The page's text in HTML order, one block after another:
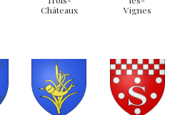
Châteaux
Vignes